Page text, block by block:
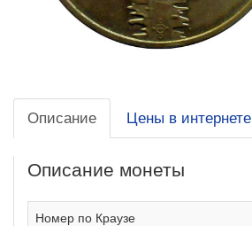
Описание Цены в интернете
Описание монеты
Номер по Краузе